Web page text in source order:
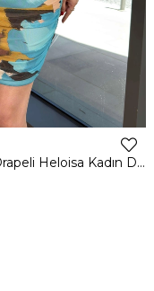
Ayarlanabilir Askılı Drapeli Heloisa Kadın Desenli Mavi Mini Elbise 23Y000506